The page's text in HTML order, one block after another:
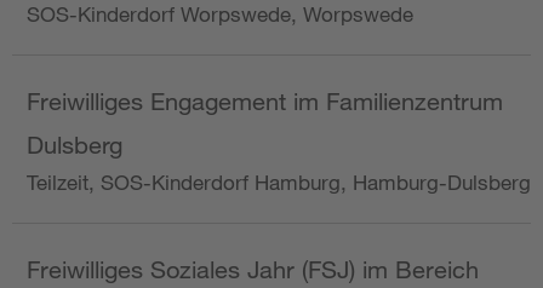
SOS-Kinderdorf Worpswede, Worpswede
Freiwilliges Engagement im Familienzentrum
Dulsberg
Teilzeit, SOS-Kinderdorf Hamburg, Hamburg-Dulsberg
Freiwilliges Soziales Jahr (FSJ) im Bereich